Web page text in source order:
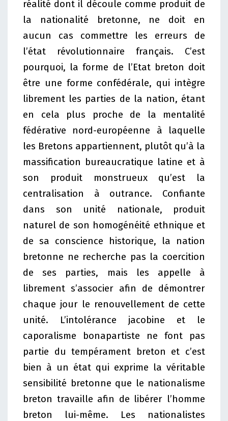
réalité dont il découle comme produit de
la nationalité bretonne, ne doit en
aucun cas commettre les erreurs de
l’état révolutionnaire français. C’est
pourquoi, la forme de l’Etat breton doit
être une forme confédérale, qui intègre
librement les parties de la nation, étant
en cela plus proche de la mentalité
fédérative nord-européenne à laquelle
les Bretons appartiennent, plutôt qu’à la
massification bureaucratique latine et à
son produit monstrueux qu’est la
centralisation à outrance. Confiante
dans son unité nationale, produit
naturel de son homogénéité ethnique et
de sa conscience historique, la nation
bretonne ne recherche pas la coercition
de ses parties, mais les appelle à
librement s’associer afin de démontrer
chaque jour le renouvellement de cette
unité. L’intolérance jacobine et le
caporalisme bonapartiste ne font pas
partie du tempérament breton et c’est
bien à un état qui exprime la véritable
sensibilité bretonne que le nationalisme
breton travaille afin de libérer l’homme
breton lui-même. Les nationalistes